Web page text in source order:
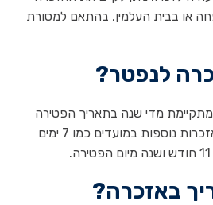
או בבית העלמין, בהתאם למסורת
לנפטר?
מדי שנה בתאריך הפטירה
העברי, אך נהוג גם לקיים אזכרות נוספות במועדים כמו 7 ימים
באזכרה?